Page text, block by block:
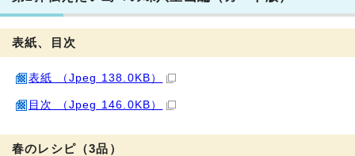
表紙、目次
表紙 （Jpeg 138.0KB）
目次 （Jpeg 146.0KB）
春のレシピ（3品）